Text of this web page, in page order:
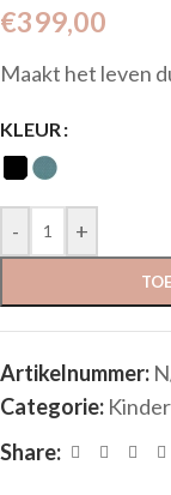
€399,00
Maakt het leven
KLEUR
- +
Artikelnummer:
Categorie:
Share: